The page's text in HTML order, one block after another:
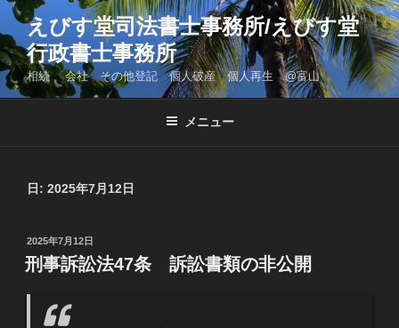
コ
ン
テ
ン
ツ
えびす堂司法書士事務所/えびす堂
行政書士事務所
相続 会社 その他登記 個人破産 個人再生 @富山
メニュー
日: 2025年7月12日
投
稿
日:
2025年7月12日
刑事訴訟法47条 訴訟書類の非公開